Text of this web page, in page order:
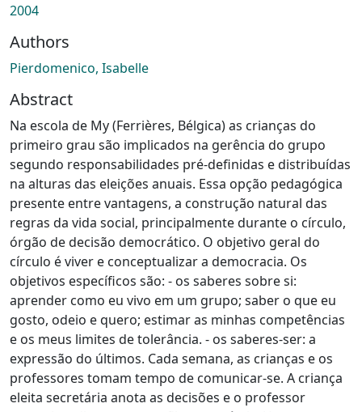
2004
Authors
Pierdomenico, Isabelle
Abstract
Na escola de My (Ferrières, Bélgica) as crianças do
primeiro grau são implicados na gerência do grupo
segundo responsabilidades pré-definidas e distribuídas
na alturas das eleições anuais. Essa opção pedagógica
presente entre vantagens, a construção natural das
regras da vida social, principalmente durante o círculo,
órgão de decisão democrático. O objetivo geral do
círculo é viver e conceptualizar a democracia. Os
objetivos específicos são: - os saberes sobre si:
aprender como eu vivo em um grupo; saber o que eu
gosto, odeio e quero; estimar as minhas competências
e os meus limites de tolerância. - os saberes-ser: a
expressão do últimos. Cada semana, as crianças e os
professores tomam tempo de comunicar-se. A criança
eleita secretária anota as decisões e o professor